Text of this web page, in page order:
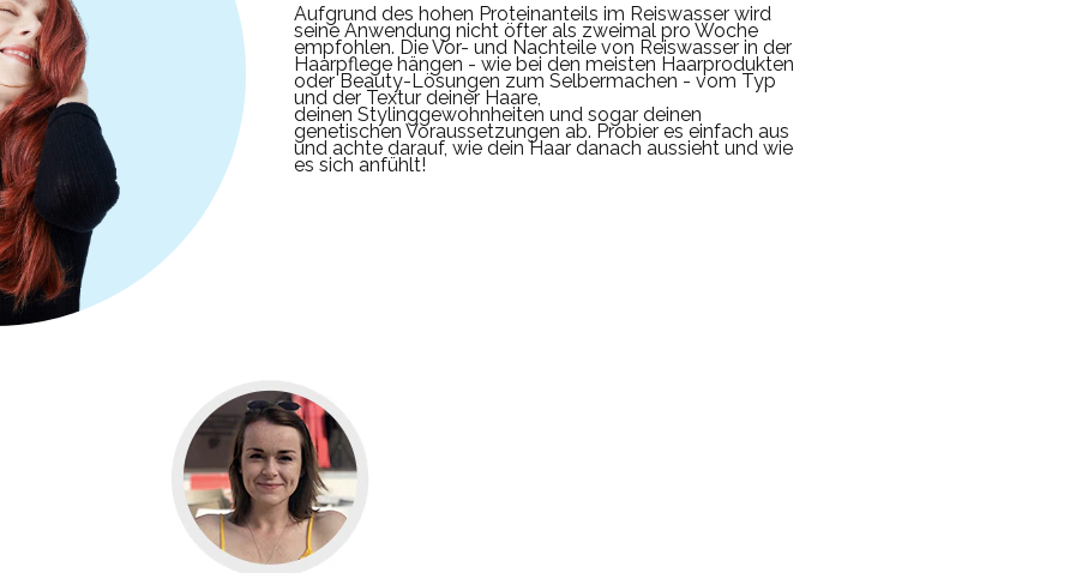
Aufgrund des hohen Proteinanteils im Reiswasser wird
seine Anwendung nicht öfter als zweimal pro Woche
empfohlen. Die Vor- und Nachteile von Reiswasser in der
Haarpflege hängen - wie bei den meisten Haarprodukten
oder Beauty-Lösungen zum Selbermachen - vom Typ
und der Textur deiner Haare,
deinen Stylinggewohnheiten und sogar deinen
genetischen Voraussetzungen ab. Probier es einfach aus
und achte darauf, wie dein Haar danach aussieht und wie
es sich anfühlt!